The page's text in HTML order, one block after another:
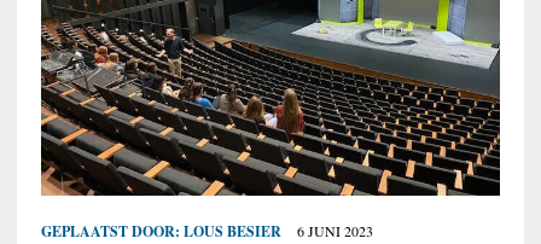
GEPLAATST DOOR: LOUS BESIER 6 JUNI 2023